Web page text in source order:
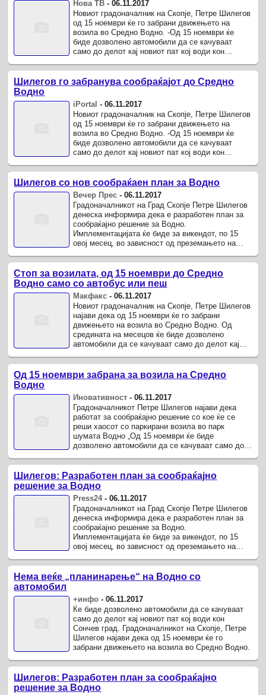
Нова ТВ -06.11.2017
Новиот градоначалник на Скопје, Петре Шилегов
од 15 ноември ќе го забрани движењето на
возила во Средно Водно. -Од 15 ноември ќе
биде дозволено автомобили да се качуваат
само до делот кај новиот пат кој води кон
Шилегов го забранува сообраќајот до Средно
Водно
iPortal -06.11.2017
Новиот градоначалник на Скопје, Петре Шилегов
од 15 ноември ќе го забрани движењето на
возила во Средно Водно. -Од 15 ноември ќе
биде дозволено автомобили да се качуваат
само до делот кај новиот пат кој води кон
Шилегов со нов сообраќаен план за Водно
Вечер Прес -06.11.2017
Градоначалникот на Град Скопје Петре Шилегов
денеска информира дека е разработен план за
сообраќајно решение за Водно.
Имплементацијата ќе биде за викендот, по 15
овој месец, во зависност од преземањето на
Стоп за возилата, од 15 ноември до Средно
Водно само со автобус или пеш
Макфакс -06.11.2017
Новиот градоначалник на Скопје, Петре Шилегов
најави дека од 15 ноември ќе го забрани
движењето на возила во Средно Водно. Од
средината на месецов ќе биде дозволено
автомобили да се качуваат само до делот кај
Од 15 ноември забрана за возила на Средно
Водно
Иновативност -06.11.2017
Градоначалникот Петре Шилегов најави дека
работат за сообраќајно решение со кое ќе се
реши хаосот со паркирани возила во парк
шумата Водно „Од 15 ноември ќе биде
дозволено автомобили да се качуваат само до
Шилегов: Разработен план за сообраќајно
решение за Водно
Press24-06.11.2017
Градоначалникот на Град Скопје Петре Шилегов
денеска информира дека е разработен план за
сообраќајно решение за Водно.
Имплементацијата ќе биде за викендот, по 15
овој месец, во зависност од преземањето на
Нема веќе „планинарење“ на Водно со
автомобил
+инфо -06.11.2017
Ќе биде дозволено автомобили да се качуваат
само до делот кај новиот пат кој води кон
Сончев град. Градоначалникот на Скопје, Петре
Шилегов најави дека од 15 ноември ќе го
забрани движењето на возила во Средно Водно.
Шилегов: Разработен план за сообраќајно
решение за Водно